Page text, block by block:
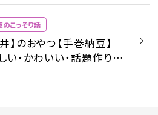
ビューティ | SPUR
のこっそり話
】のおやつ【手巻納豆】
い・かわいい・話題作りの